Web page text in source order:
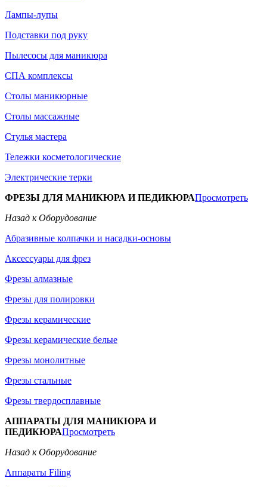
Лампы-лупы
Подставки под руку
Пылесосы для маникюра
СПА комплексы
Столы маникюрные
Столы массажные
Стулья мастера
Тележки косметологические
Электрические терки
ФРЕЗЫ ДЛЯ МАНИКЮРА И ПЕДИКЮРАПросмотреть
Назад к Оборудование
Абразивные колпачки и насадки-основы
Аксессуары для фрез
Фрезы алмазные
Фрезы для полировки
Фрезы керамические
Фрезы керамические белые
Фрезы монолитные
Фрезы стальные
Фрезы твердосплавные
АППАРАТЫ ДЛЯ МАНИКЮРА И
ПЕДИКЮРАПросмотреть
Назад к Оборудование
Аппараты Filing